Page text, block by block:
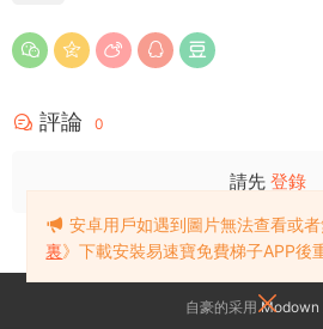
評論 0
請先 登錄
自豪的采用Modown
安卓用戶如遇到圖片無法查看或
裏》下載安裝易速寶免費梯子APP後